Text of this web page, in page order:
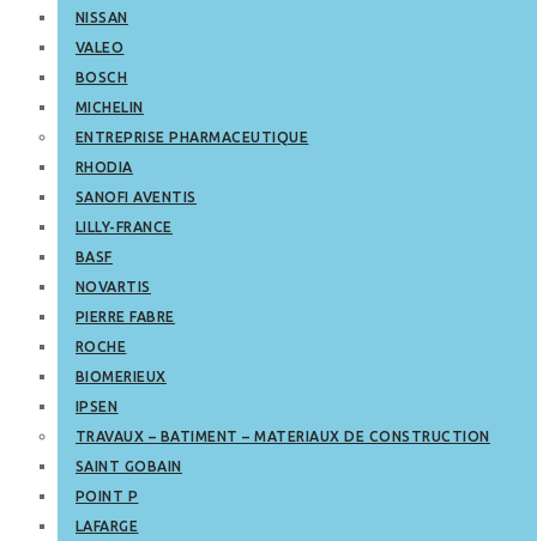
NISSAN
VALEO
BOSCH
MICHELIN
ENTREPRISE PHARMACEUTIQUE
RHODIA
SANOFI AVENTIS
LILLY-FRANCE
BASF
NOVARTIS
PIERRE FABRE
ROCHE
BIOMERIEUX
IPSEN
TRAVAUX – BATIMENT – MATERIAUX DE CONSTRUCTION
SAINT GOBAIN
POINT P
LAFARGE